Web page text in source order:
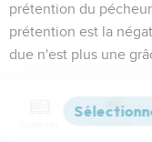
prétention du
prétention est la
due n'est plus une
prouver que l'homme
Versions